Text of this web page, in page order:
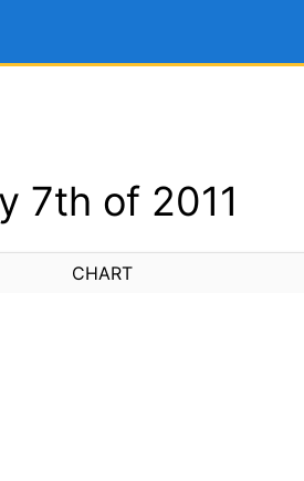
7th of 2011
CHART